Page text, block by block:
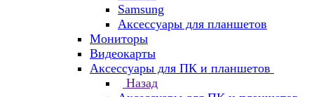
Samsung
Аксессуары для планшетов
Мониторы
Видеокарты
Аксессуары для ПК и планшетов
Назад